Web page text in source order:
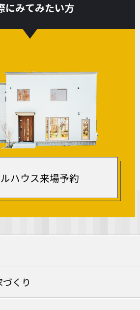
にみてみたい方
ハウス来場予約
くり